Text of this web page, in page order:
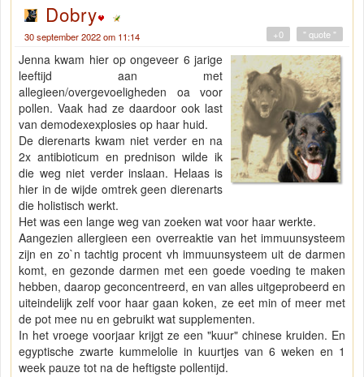
Dobry
30 september 2022 om 11:14 " quote "
+0
Jenna kwam hier op ongeveer 6 jarige
leeftijd aan met
allegieen/overgevoeligheden oa voor
pollen. Vaak had ze daardoor ook last
van demodexexplosies op haar huid.
De dierenarts kwam niet verder en na
2x antibioticum en prednison wilde ik
die weg niet verder inslaan. Helaas is
hier in de wijde omtrek geen dierenarts
die holistisch werkt.
Het was een lange weg van zoeken wat voor haar werkte.
Aangezien allergieen een overreaktie van het immuunsysteem
zijn en zo`n tachtig procent vh immuunsysteem uit de darmen
komt, en gezonde darmen met een goede voeding te maken
hebben, daarop geconcentreerd, en van alles uitgeprobeerd en
uiteindelijk zelf voor haar gaan koken, ze eet min of meer met
de pot mee nu en gebruikt wat supplementen.
In het vroege voorjaar krijgt ze een "kuur" chinese kruiden. En
egyptische zwarte kummelolie in kuurtjes van 6 weken en 1
week pauze tot na de heftigste pollentijd.